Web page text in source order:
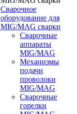
Сварочное
оборудование для
MIG/MAG сварки
Сварочные
аппараты
MIG/MAG
Механизмы
подачи
проволоки
MIG/MAG
Сварочные
горелки